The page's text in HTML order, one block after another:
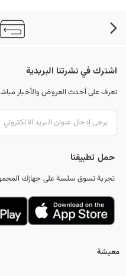
اشترك في نشرتنا البريدية
تعرف على أحدث العروض والأخبار
حمل تطبيقنا
تجربة تسوق سلسة على جهازك
معيشة